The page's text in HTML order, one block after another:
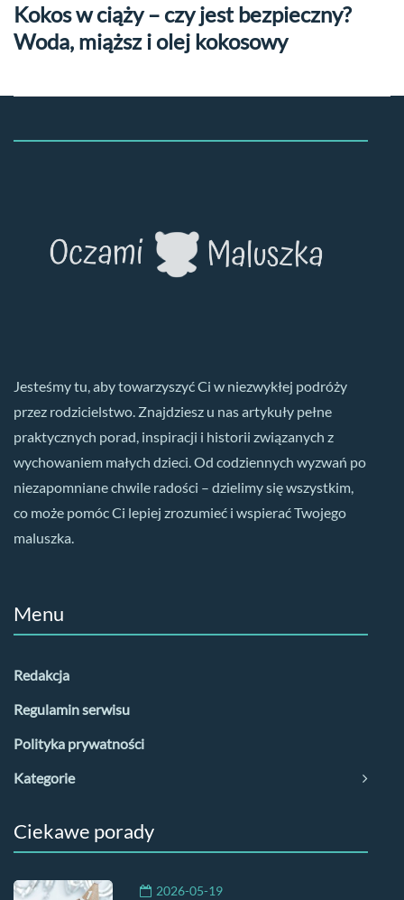
Kokos w ciąży – czy jest bezpieczny?
Woda, miąższ i olej kokosowy
Jesteśmy tu, aby towarzyszyć Ci w niezwykłej podróży
przez rodzicielstwo. Znajdziesz u nas artykuły pełne
praktycznych porad, inspiracji i historii związanych z
wychowaniem małych dzieci. Od codziennych wyzwań po
niezapomniane chwile radości – dzielimy się wszystkim,
co może pomóc Ci lepiej zrozumieć i wspierać Twojego
maluszka.
Menu
Redakcja
Regulamin serwisu
Polityka prywatności
Kategorie
Ciekawe porady
2026-05-19